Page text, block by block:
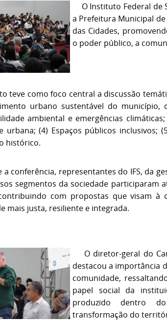
O Instituto Federal de
a Prefeitura Municipal
das Cidades,
o poder público, a
teve como foco central a discussão
urbano sustentável do
ambiental e emergências
urbana; (4) Espaços públicos inclusivos;
histórico.
a conferência, representantes do IFS, da
segmentos da sociedade participaram
com propostas que visam à
mais justa, resiliente e integrada.
O diretor-geral do
destacou a importância
comunidade,
papel social da
produzido dentro
transformação do